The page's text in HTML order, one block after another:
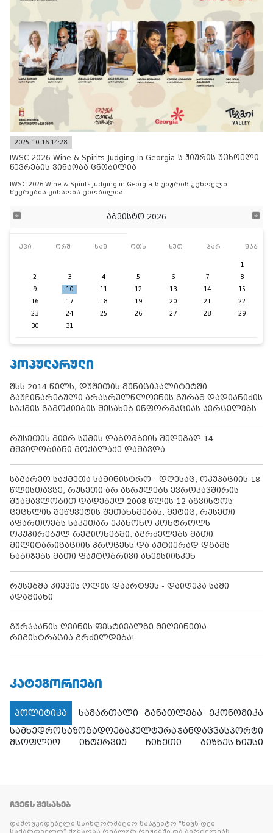
2025-10-16 14:28
IWSC 2026 Wine & Spirits Judging in Georgia-ს ჟიურის უცხოელი
წევრების ვინაობა ცნობილია
IWSC 2026 Wine & Spirits Judging in Georgia-ს ჟიურის უცხოელი
წევრების ვინაობა ცნობილია
აგვისტო 2026
კვი ორშ სამ ოთხ ხუთ პარ შაბ
1
2
3 4 5 6 7
8
9
10 11 12 13 14
15
16
17 18 19 20 21
22
23
24 25 26 27 28
29
30
31
ᲞᲝᲞᲣᲚᲐᲠᲣᲚᲘ
შსს 2014 წელს, დუშეთის მუნიციპალიტეტში
გაუჩინარებული არასრულწლოვნის გურამ დადიანიძის
საქმის გამოძიების შესახებ ინფორმაციას ავრცელებს
რუსეთის მიერ სუმის დაბომბვის შედეგად 14
მშვიდობიანი მოქალაქე დაშავდა
საგარეო საქმეთა სამინისტრო - დღესაც, ოკუპაციის 18
წლისთავზე, რუსეთი არ ასრულებს ევროკავშირის
შუამავლობით დადებულ 2008 წლის 12 აგვისტოს
ცეცხლის შეწყვეტის შეთანხმებას. მეტიც, რუსეთი
აფართოებს საკუთარ უკანონო კონტროლს
ოკუპირებულ რეგიონებში, აგრძელებს მათი
მილიტარიზაციის პროცესს და აქტიურად დგამს
ნაბიჯებს მათი ფაქტობრივი ანექსიისკენ
რუსებმა კიევის ოლქს დაარტყეს - დაიღუპა სამი
ადამიანი
გურჯაანის ღვინის ფესტივალზე მეღვინეთა
რეგისტრაცია გრძელდება!
ᲙᲐᲢᲔᲒᲝᲠᲘᲔᲑᲘ
პოლიტიკა სამართალი განათლება
ეკონომიკა
სამხედროსაზოგადოებაკულტურაჯანდაცვასპორტი
მსოფლიო
ინტერვიუ ჩინეთი ბიზნეს ნიუსი
ᲩᲕᲔᲜᲡ ᲨᲔᲡᲐᲮᲔᲑ
დამოუკიდებელი საინფორმაციო სააგენტო “ნიუს დეი
საქართველო” მუშაობს რეალურ რეჟიმში და ავრცელებს